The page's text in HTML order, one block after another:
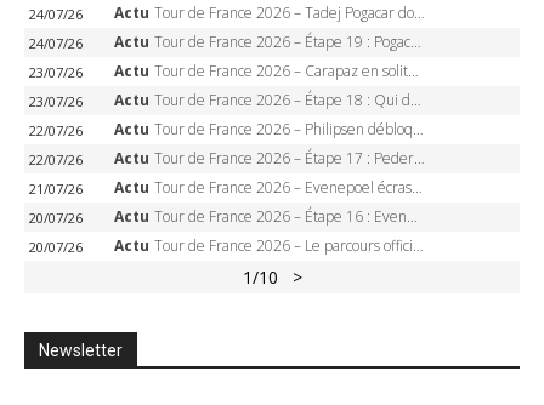
24/07/26 Actu Tour de France 2026 – Tadej Pogacar dompte l’Alpe d’Huez, 5e victoire, record de Pantani pulvérisé
24/07/26 Actu Tour de France 2026 – Étape 19 : Pogacar peut-il enfin dompter l’Alpe d’Huez ?
23/07/26 Actu Tour de France 2026 – Carapaz en solitaire à Orcières-Merlette, Paret-Peintre à un point du maillot à pois
23/07/26 Actu Tour de France 2026 – Étape 18 : Qui domptera Orcières-Merlette, première marche vers l’Alpe d’Huez ?
22/07/26 Actu Tour de France 2026 – Philipsen débloque son compteur à Voiron, Pedersen en danger pour le maillot vert
22/07/26 Actu Tour de France 2026 – Étape 17 : Pedersen peut-il verrouiller le maillot vert à Voiron ?
21/07/26 Actu Tour de France 2026 – Evenepoel écrase le chrono d’Évian, Seixas 4e, Lipowitz abandonne
20/07/26 Actu Tour de France 2026 – Étape 16 : Evenepoel, Pogacar, Ganna… qui domptera le chrono d’Évian pour redessiner le podium ?
20/07/26 Actu Tour de France 2026 – Le parcours officiel complet : 21 étapes, profils, carte et dates
1/10 >
Newsletter